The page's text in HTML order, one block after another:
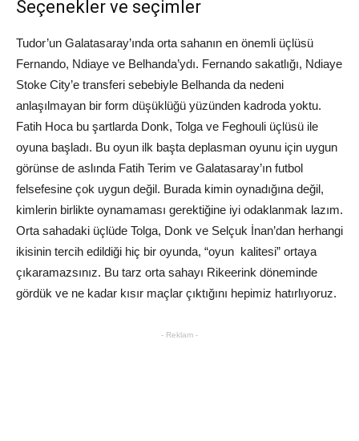
Seçenekler ve seçimler
Tudor’un Galatasaray’ında orta sahanın en önemli üçlüsü
Fernando, Ndiaye ve Belhanda’ydı. Fernando sakatlığı, Ndiaye
Stoke City’e transferi sebebiyle Belhanda da nedeni
anlaşılmayan bir form düşüklüğü yüzünden kadroda yoktu.
Fatih Hoca bu şartlarda Donk, Tolga ve Feghouli üçlüsü ile
oyuna başladı. Bu oyun ilk başta deplasman oyunu için uygun
görünse de aslında Fatih Terim ve Galatasaray’ın futbol
felsefesine çok uygun değil. Burada kimin oynadığına değil,
kimlerin birlikte oynamaması gerektiğine iyi odaklanmak lazım.
Orta sahadaki üçlüde Tolga, Donk ve Selçuk İnan’dan herhangi
ikisinin tercih edildiği hiç bir oyunda, “oyun kalitesi” ortaya
çıkaramazsınız. Bu tarz orta sahayı Rikeerink döneminde
gördük ve ne kadar kısır maçlar çıktığını hepimiz hatırlıyoruz.
- Reklam -